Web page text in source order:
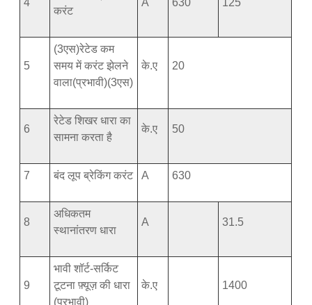
4
करंट
A 630 125
5
(3एस)रेटेड कम
समय में करंट झेलने
वाला(प्रभावी)(3एस)
के.ए 20
6
रेटेड शिखर धारा का
सामना करता है
के.ए 50
7 बंद लूप ब्रेकिंग करंट A 630
8
अधिकतम
स्थानांतरण धारा
A 31.5
9
भावी शॉर्ट-सर्किट
टूटना फ़्यूज़ की धारा
(प्रभावी)
के.ए 1400